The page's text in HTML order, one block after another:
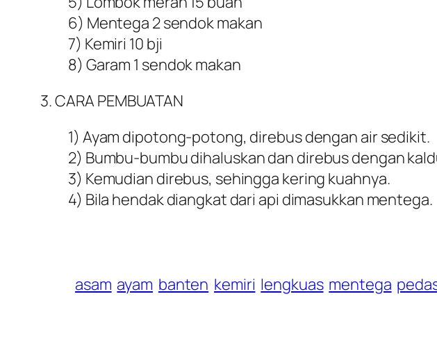
6) Mentega 2 sendok makan
7) Kemiri 10 bji
8) Garam 1 sendok makan
3. CARA PEMBUATAN
1) Ayam dipotong-potong, direbus dengan air sedikit.
2) Bumbu-bumbu dihaluskan dan direbus dengan
3) Kemudian direbus, sehingga kering kuahnya.
4) Bila hendak diangkat dari api dimasukkan mentega.
asam ayam banten kemiri lengkuas mentega